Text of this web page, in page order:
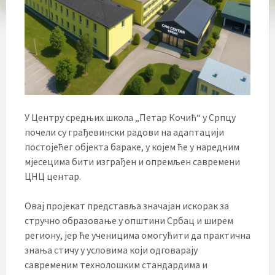
У Центру средњих школа „Петар Кочић“ у Српцу
почели су грађевински радови на адаптацији
постојећег објекта барaке, у којем ће у наредним
мјесецима бити изграђен и опремљен савремени
ЦНЦ центар.
Овај пројекат представља значајан искорак за
стручно образовање у општини Србац и ширем
региону, јер ће ученицима омогућити да практична
знања стичу у условима који одговарају
савременим технолошким стандардима и